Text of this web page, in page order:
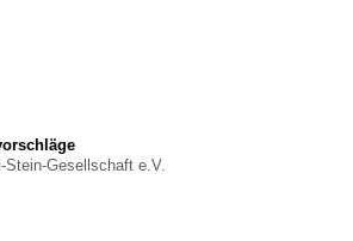
Stein-Gesellschaft e.V.